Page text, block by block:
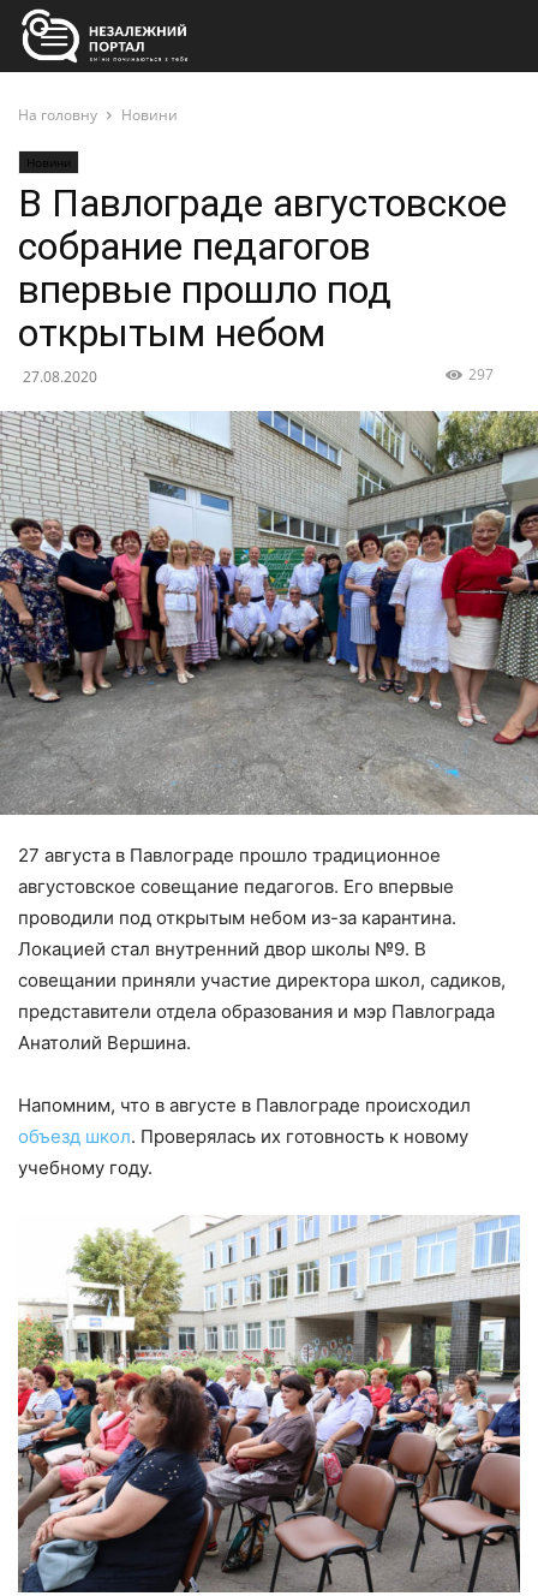
На головну Новини
Новини
В Павлограде августовское
собрание педагогов
впервые прошло под
открытым небом
27.08.2020 297
27 августа в Павлограде прошло традиционное
августовское совещание педагогов. Его впервые
проводили под открытым небом из-за карантина.
Локацией стал внутренний двор школы №9. В
совещании приняли участие директора школ, садиков,
представители отдела образования и мэр Павлограда
Анатолий Вершина.
Напомним, что в августе в Павлограде происходил
объезд школ. Проверялась их готовность к новому
учебному году.